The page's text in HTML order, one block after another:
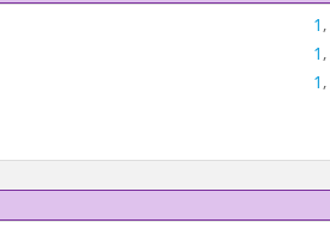
1,
1,
1,